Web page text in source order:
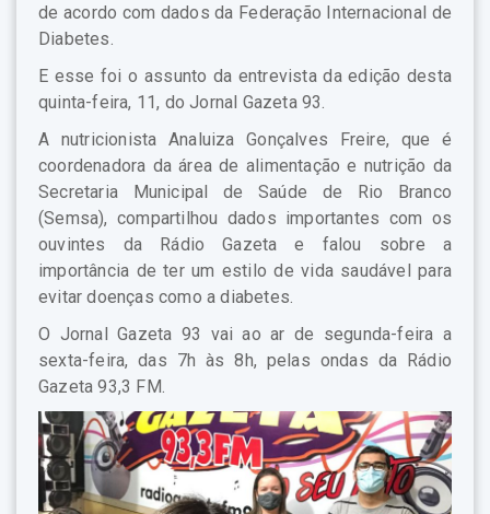
de acordo com dados da Federação Internacional de
Diabetes.
E esse foi o assunto da entrevista da edição desta
quinta-feira, 11, do Jornal Gazeta 93.
A nutricionista Analuiza Gonçalves Freire, que é
coordenadora da área de alimentação e nutrição da
Secretaria Municipal de Saúde de Rio Branco
(Semsa), compartilhou dados importantes com os
ouvintes da Rádio Gazeta e falou sobre a
importância de ter um estilo de vida saudável para
evitar doenças como a diabetes.
O Jornal Gazeta 93 vai ao ar de segunda-feira a
sexta-feira, das 7h às 8h, pelas ondas da Rádio
Gazeta 93,3 FM.